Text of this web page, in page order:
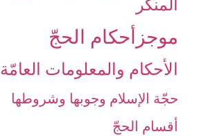
المنكر
موجزأحكام الحجّ‏
الأحكام والمعلومات العامّة
حجّة الإسلام وجوبها وشروطها
أقسام الحجّ‏